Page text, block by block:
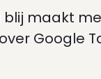
blij maakt
Google